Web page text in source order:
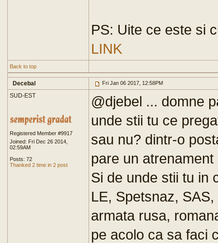
PS: Uite ce este si
LINK
Back to top
Decebal Fri Jan 06 2017, 12:58PM
SUD-EST
Registered Member #9917
Joined: Fri Dec 26 2014,
02:59AM
Posts: 72
Thanked 2 time in 2 post
@djebel ... domne
unde stii tu ce
sau nu? dintr-o
pare un
Si de unde stii tu in
LE, Spetsnaz,
armata rusa,
pe acolo ca sa faci